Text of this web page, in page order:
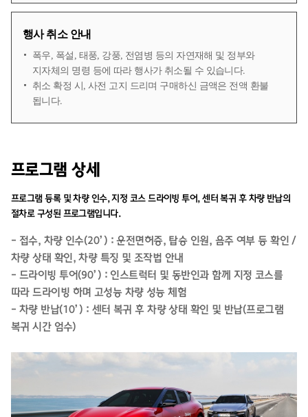
행사 취소 안내
폭우, 폭설, 태풍, 강풍, 전염병 등의 자연재해 및 정부와
지자체의 명령 등에 따라 행사가 취소될 수 있습니다.
취소 확정 시, 사전 고지 드리며 구매하신 금액은 전액 환불
됩니다.
프로그램 상세
프로그램 등록 및 차량 인수, 지정 코스 드라이빙 투어, 센터 복귀 후 차량 반납의
절차로 구성된 프로그램입니다.
- 접수, 차량 인수(20’) : 운전면허증, 탑승 인원, 음주 여부 등 확인 /
차량 상태 확인, 차량 특징 및 조작법 안내
- 드라이빙 투어(90’) : 인스트럭터 및 동반인과 함께 지정 코스를
따라 드라이빙 하며 고성능 차량 성능 체험
- 차량 반납(10’) : 센터 복귀 후 차량 상태 확인 및 반납(프로그램
복귀 시간 엄수)